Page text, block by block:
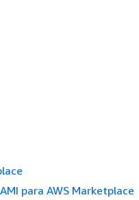
para AWS Marketplace